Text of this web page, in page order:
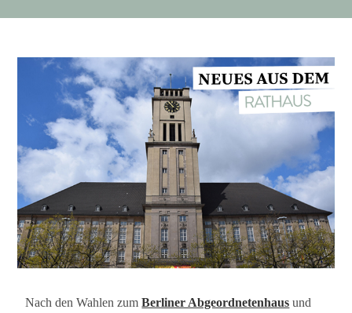
Nach den Wahlen zumBerliner Abgeordnetenhaus und